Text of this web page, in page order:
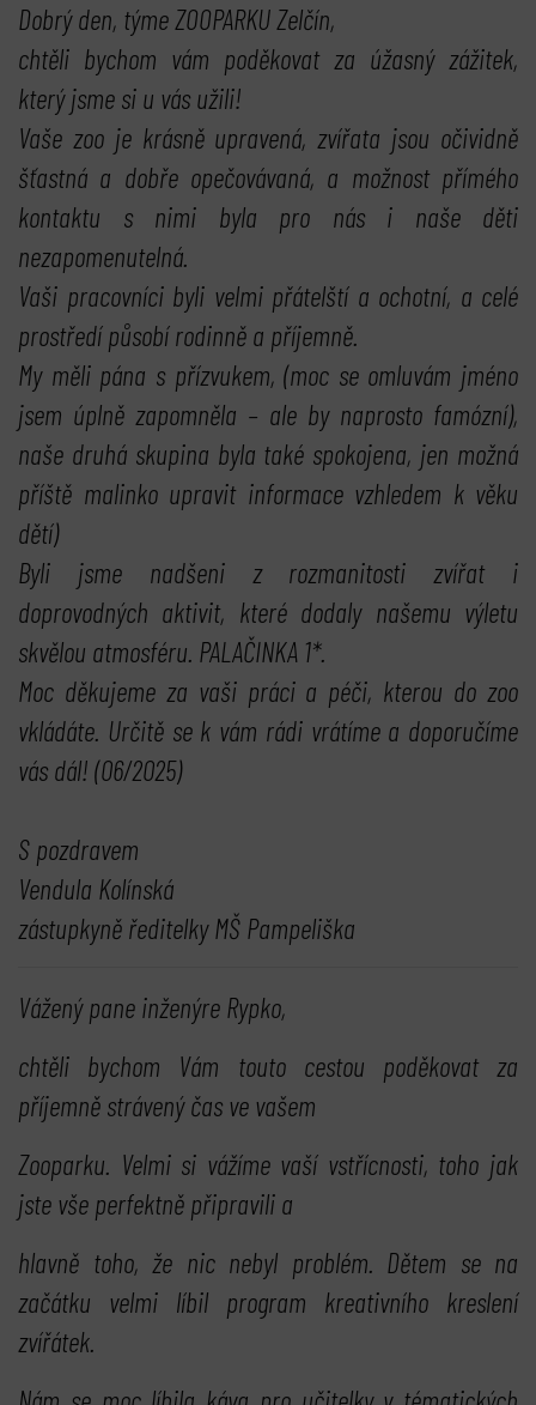
Dobrý den, týme ZOOPARKU Zelčín,
chtěli bychom vám poděkovat za úžasný zážitek,
který jsme si u vás užili!
Vaše zoo je krásně upravená, zvířata jsou očividně
šťastná a dobře opečovávaná, a možnost přímého
kontaktu s nimi byla pro nás i naše děti
nezapomenutelná.
Vaši pracovníci byli velmi přátelští a ochotní, a celé
prostředí působí rodinně a příjemně.
My měli pána s přízvukem, (moc se omluvám jméno
jsem úplně zapomněla – ale by naprosto famózní),
naše druhá skupina byla také spokojena, jen možná
příště malinko upravit informace vzhledem k věku
dětí)
Byli jsme nadšeni z rozmanitosti zvířat i
doprovodných aktivit, které dodaly našemu výletu
skvělou atmosféru. PALAČINKA 1*.
Moc děkujeme za vaši práci a péči, kterou do zoo
vkládáte. Určitě se k vám rádi vrátíme a doporučíme
vás dál! (06/2025)
S pozdravem
Vendula Kolínská
zástupkyně ředitelky MŠ Pampeliška
Vážený pane inženýre Rypko,
chtěli bychom Vám touto cestou poděkovat za
příjemně strávený čas ve vašem
Zooparku. Velmi si vážíme vaší vstřícnosti, toho jak
jste vše perfektně připravili a
hlavně toho, že nic nebyl problém. Dětem se na
začátku velmi líbil program kreativního kreslení
zvířátek.